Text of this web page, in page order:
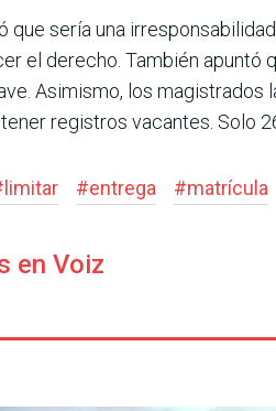
que sería una
el derecho. También
Asimismo, los
registros vacantes. Solo
limitar #entrega #matrícula
en Voiz